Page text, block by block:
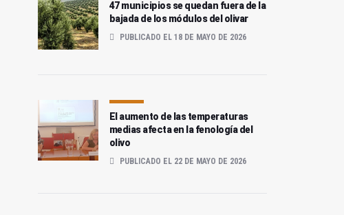
47 municipios se quedan fuera de la
bajada de los módulos del olivar
PUBLICADO EL 18 DE MAYO DE 2026
El aumento de las temperaturas
medias afecta en la fenología del
olivo
PUBLICADO EL 22 DE MAYO DE 2026